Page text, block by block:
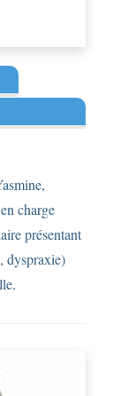
charge
présentant
dyspraxie)